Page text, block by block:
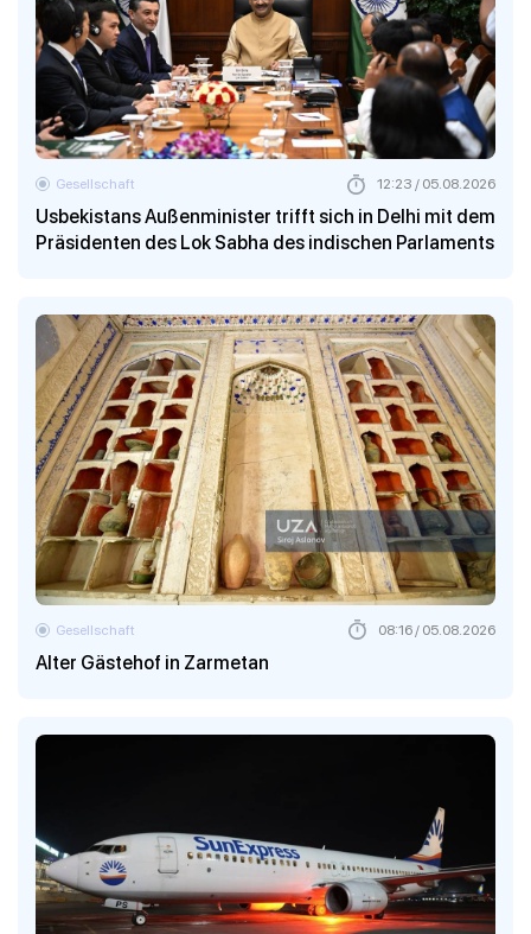
Usbekistans Außenminister trifft sich in Delhi mit dem
Präsidenten des Lok Sabha des indischen Parlaments
Gesellschaft 12:23 / 05.08.2026
Alter Gästehof in Zarmetan
Gesellschaft 08:16 / 05.08.2026